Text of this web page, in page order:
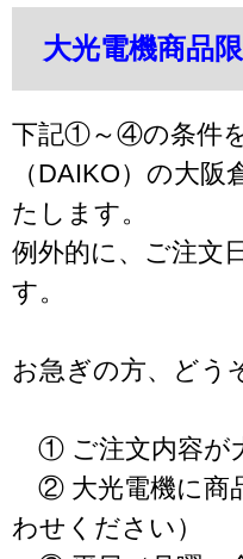
大光電機商品
下記①～④の条件
（DAIKO）の大
たします。
例外的に、ご注文
す。
お急ぎの方、どう
① ご注文内容が
② 大光電機に商
わせください）